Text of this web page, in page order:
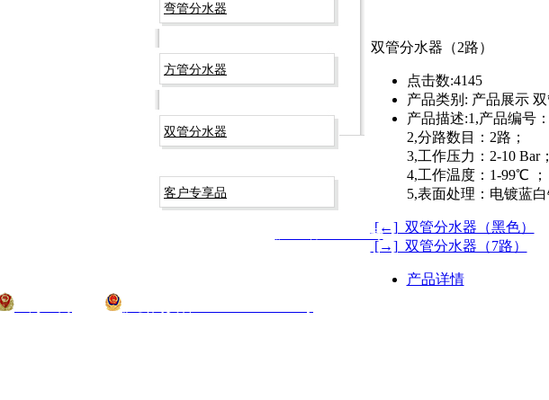
双管分水器（2路）
点击数:4145
产品类别: 产品展示
产品描述:1,产品编号
2,分路数目：2路；
3,工作压力：2-10 Bar；
4,工作温度：1-99℃ ；
5,表面处理：电镀蓝白
[←] 双管分水器（黑色）
[→] 双管分水器（7路）
产品详情
弯管分水器
方管分水器
双管分水器
客户专享品
沪ICP备09003266号